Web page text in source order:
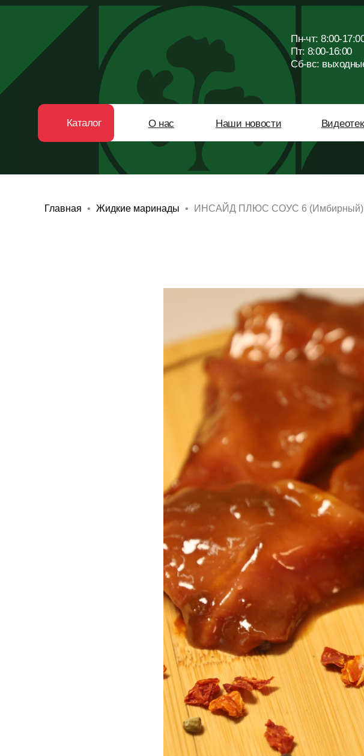
О нас Видеотека
Наши новости
Каталог
Пн-чт: 8:00-17:00
Пт: 8:00-16:00
Сб-вc: выходные
Главная Жидкие маринады ИНСАЙД ПЛЮС СОУС 6 (Имбирный)